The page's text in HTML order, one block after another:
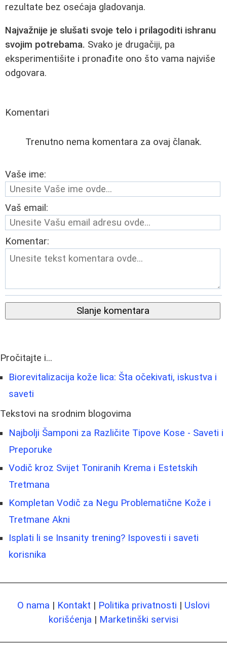
rezultate bez osećaja gladovanja.
Najvažnije je slušati svoje telo i prilagoditi ishranu
svojim potrebama. Svako je drugačiji, pa
eksperimentišite i pronađite ono što vama najviše
odgovara.
Komentari
Trenutno nema komentara za ovaj članak.
Vaše ime:
Vaš email:
Komentar:
Slanje komentara
Pročitajte i...
Biorevitalizacija kože lica: Šta očekivati, iskustva i
saveti
Tekstovi na srodnim blogovima
Najbolji Šamponi za Različite Tipove Kose - Saveti i
Preporuke
Vodič kroz Svijet Toniranih Krema i Estetskih
Tretmana
Kompletan Vodič za Negu Problematične Kože i
Tretmane Akni
Isplati li se Insanity trening? Ispovesti i saveti
korisnika
O nama | Kontakt | Politika privatnosti | Uslovi
korišćenja | Marketinški servisi